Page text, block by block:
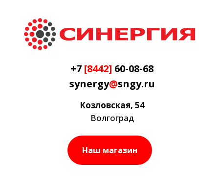
+7 [8442] 60-08-68
synergy@sngy.ru
Козловская, 54
Волгоград
Наш магазин